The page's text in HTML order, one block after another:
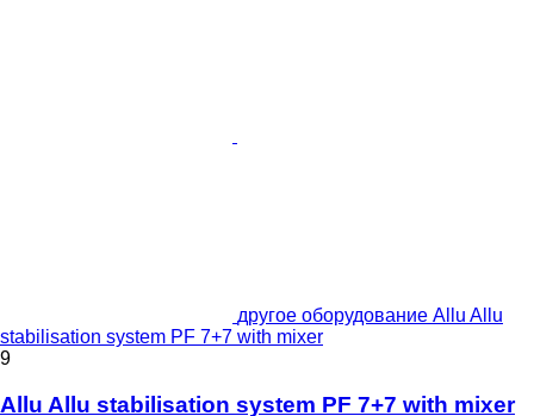
другое оборудование Allu Allu
stabilisation system PF 7+7 with mixer
9
Allu Allu stabilisation system PF 7+7 with mixer